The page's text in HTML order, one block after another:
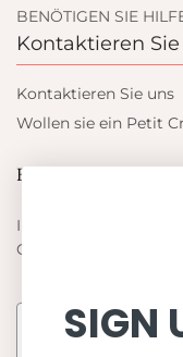
BENÖTIGEN SIE
Kontaktieren
Kontaktieren Sie uns
Wollen sie ein Petit
Blieb auf dem
Informieren Sie sich
Crabe
SIGN